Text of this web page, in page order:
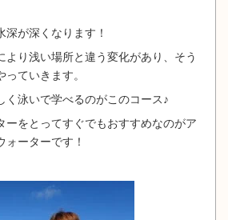
が深くなります！
より浅い場所と違う変化があり、そう
ていきます。
く泳いで学べるのがこのコース♪
ーをとってすぐでもおすすめなのがア
ォーターです！